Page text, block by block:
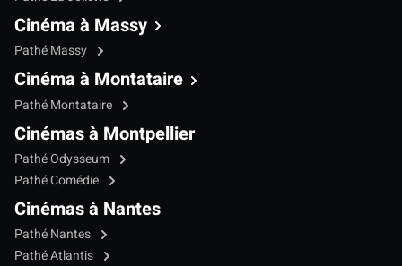
Cinéma à Massy
Pathé Massy
Cinéma à Montataire
Pathé Montataire
Cinémas à Montpellier
Pathé Odysseum
Pathé Comédie
Cinémas à Nantes
Pathé Nantes
Pathé Atlantis